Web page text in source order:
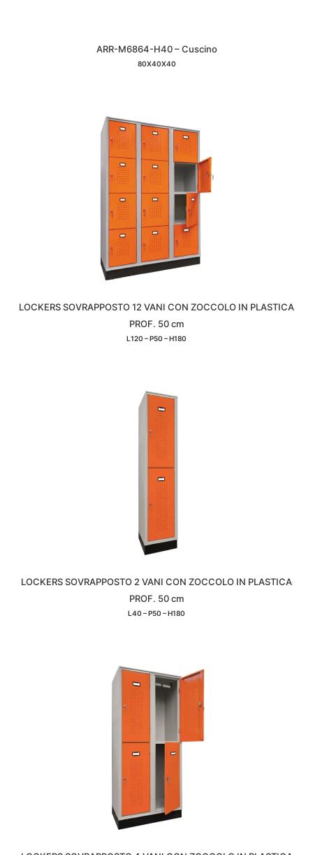
ARR-M6864-H40 – Cuscino
80X40X40
LOCKERS SOVRAPPOSTO 12 VANI CON ZOCCOLO IN PLASTICA
PROF. 50 cm
L120 – P50 – H180
LOCKERS SOVRAPPOSTO 2 VANI CON ZOCCOLO IN PLASTICA
PROF. 50 cm
L40 – P50 – H180